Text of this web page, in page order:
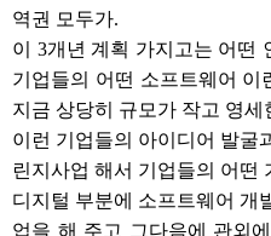
역권 모두가.
이 3개년 계획 가지고는 어떤
기업들의 어떤 소프트웨어 이
지금 상당히 규모가 작고 영
이런 기업들의 아이디어 발굴
린지사업 해서 기업들의 어떤
디지털 부분에 소프트웨어 개
업을 해 주고 그다음에 관외